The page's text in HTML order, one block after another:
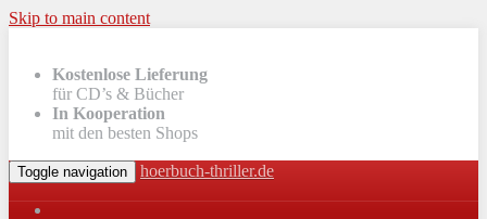
Skip to main content
Kostenlose Lieferung
für CD’s & Bücher
In Kooperation
mit den besten Shops
Toggle navigation hoerbuch-thriller.de